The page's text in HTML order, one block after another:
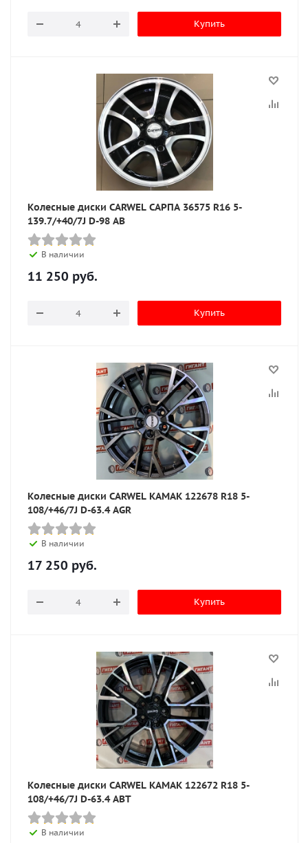
Купить
Колесные диски CARWEL САРПА 36575 R16 5-
139.7/+40/7J D-98 AB
В наличии
11 250 руб.
Купить
Колесные диски CARWEL КАМАК 122678 R18 5-
108/+46/7J D-63.4 AGR
В наличии
17 250 руб.
Купить
Колесные диски CARWEL КАМАК 122672 R18 5-
108/+46/7J D-63.4 ABT
В наличии